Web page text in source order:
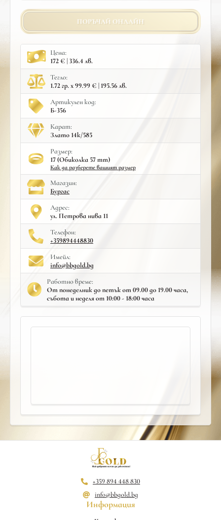
ПОРЪЧАЙ ОНЛАЙН
Цена:
172 € | 336.4 лв.
Тегло:
1.72 гр. x 99.99 € | 195.56 лв.
Артикулен код:
Б-356
Карат:
Злато 14к/585
Размер:
17 (Обиколка 57 mm)
Как да разберете вашият размер
Mагазин:
Бургас
Адрес:
ул. Петрова нива 11
Телефон:
+359894448830
Имейл:
info@bbgold.bg
Работно време:
От понеделник до петък от 09.00 до 19.00 часа,
събота и неделя от 10:00 - 18:00 часа
+359 894 448 830
info@bbgold.bg
Информация